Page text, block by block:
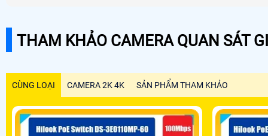
THAM KHẢO CAMERA QUAN SÁT
CÙNG LOẠI CAMERA 2K 4K SẢN PHẨM THAM KHẢO